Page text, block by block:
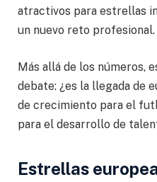
atractivos para estrellas
un nuevo reto profesional.
Más allá de los números,
debate: ¿es la llegada de
de crecimiento para el
para el desarrollo de
Estrellas